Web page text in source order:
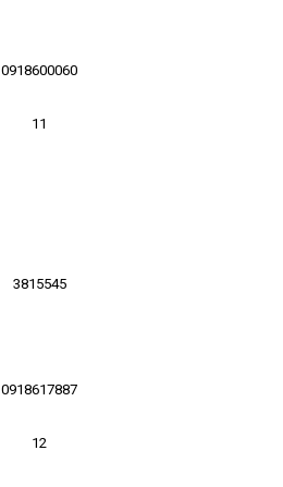
0918600060
11
3815545
0918617887
12